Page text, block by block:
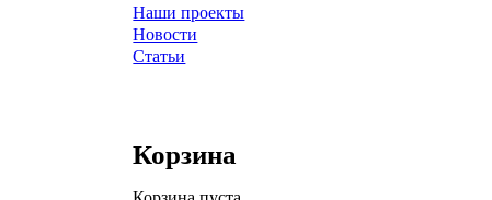
Наши проекты
Новости
Статьи
Корзина